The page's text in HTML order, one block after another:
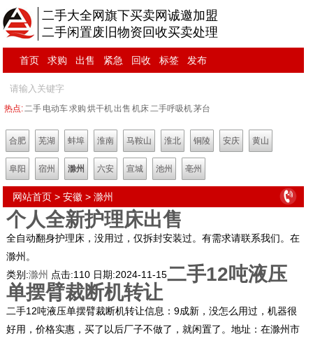
二手大全网旗下买卖网诚邀加盟
二手闲置废旧物资回收买卖处理
首页 求购 出售 紧急 回收 标签 发布
热点:二手 电动车求购 烘干机出售 机床二手呼吸机茅台
合肥 芜湖 蚌埠 淮南 马鞍山 淮北 铜陵 安庆 黄山
阜阳 宿州 滁州 六安 宣城 池州 亳州
网站首页 >安徽 >滁州
个人全新护理床出售
全自动翻身护理床，没用过，仅拆封安装过。有需求请联系我们。在
滁州。
类别:滁州 点击:110 日期:2024-11-15二手12吨液压
单摆臂裁断机转让
二手12吨液压单摆臂裁断机转让信息：9成新，没怎么用过，机器很
好用，价格实惠，买了以后厂子不做了，就闲置了。地址：在滁州市